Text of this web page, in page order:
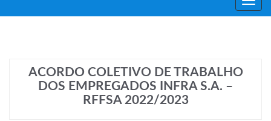
ACORDO COLETIVO DE TRABALHO
DOS EMPREGADOS INFRA S.A. –
RFFSA 2022/2023